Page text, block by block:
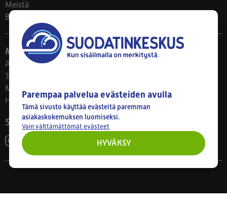
Meistä
Blogi
Myymälä
Ahlmanintie 61
33800 Tampere
Ma–Pe 8–17
Huom! Myymälän poikkeusaukiolot: 27.7.-21.8. klo 8-16
Seuraa meitä
Parempaa palvelua evästeiden avulla
Tämä sivusto käyttää evästeitä paremman
asiakaskokemuksen luomiseksi.
Vain välttämättömät evästeet
HYVÄKSY